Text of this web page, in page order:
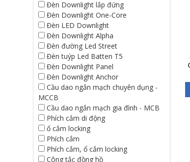
Đèn Downlight lắp đứng
Đèn Downlight One-Core
Đèn LED Downlight
Đèn Downlight Alpha
Đèn đường Led Street
Đèn tuýp Led Batten T5
Đèn Downlight Panel
Đèn Downlight Anchor
Cầu dao ngắn mạch chuyên dụng -
MCCB
Cầu dao ngắn mạch gia đình - MCB
Phích cắm di động
ổ cắm locking
Phích cắm
Phích cắm, ổ cắm locking
Công tắc đồng hồ